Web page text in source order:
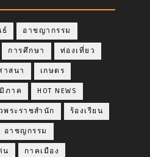
ธ์ อาชญากรรม
การศึกษา ท่องเที่ยว
าสนา เกษตร
ภาค HOT NEWS
พระราชสำนัก ร้องเรียน
อาชญกรรม
น กาคเมือง